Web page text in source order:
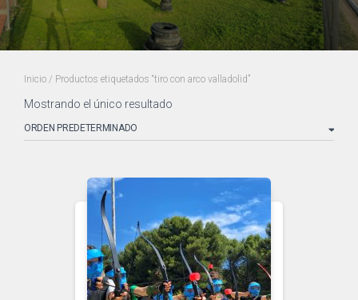
Inicio / Productos etiquetados “tiro con arco valladolid”
Mostrando el único resultado